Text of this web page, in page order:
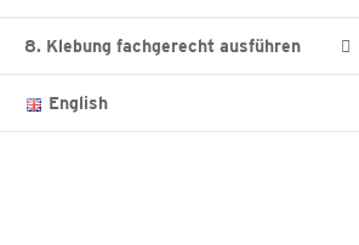
8. Klebung fachgerecht ausführen
English